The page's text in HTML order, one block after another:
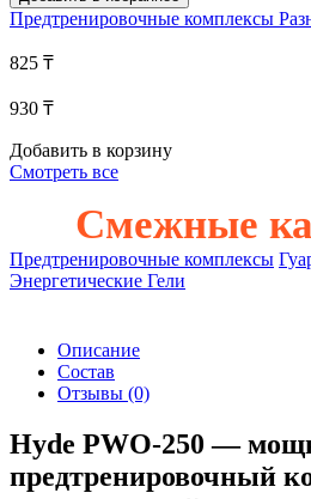
Предтренировочные комплексы
825 ₸
930 ₸
Добавить в корзину
Смотреть все
Смежные
Предтренировочные комплексы
Энергетические Гели
Описание
Состав
Отзывы (0)
Hyde PWO-250 —
предтренировочный